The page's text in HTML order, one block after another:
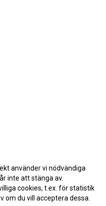
använder vi nödvändiga
inte att stänga av.
cookies, t.ex. för statistik
om du vill acceptera dessa.